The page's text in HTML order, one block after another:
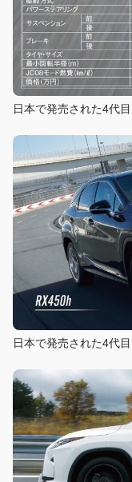
日本で発売された4代
日本で発売された4代